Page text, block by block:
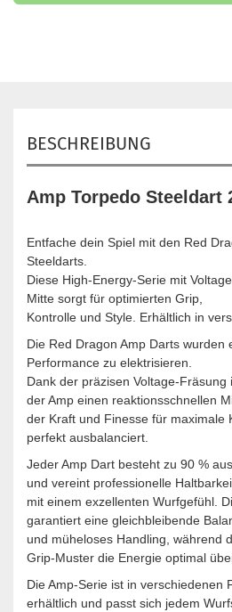
BESCHREIBUNG
Amp Torpedo Steeldart
Entfache dein Spiel mit den Red
Steeldarts.
Diese High-Energy-Serie mit
Mitte sorgt für optimierten Grip,
Kontrolle und Style. Erhältlich in
Die Red Dragon Amp Darts wurden
Performance zu elektrisieren.
Dank der präzisen Voltage-
der Amp einen reaktionsschnellen
der Kraft und Finesse für maximale
perfekt ausbalanciert.
Jeder Amp Dart besteht zu 90 %
und vereint professionelle
mit einem exzellenten Wurfgefühl.
garantiert eine gleichbleibende
und müheloses Handling, während
Grip-Muster die Energie optimal
Die Amp-Serie ist in verschiedenen
erhältlich und passt sich jedem